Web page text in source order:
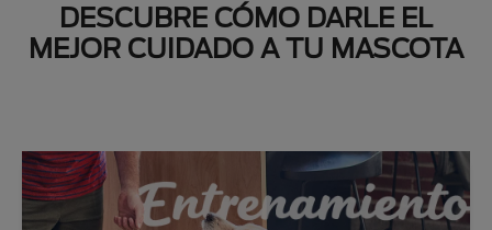
DESCUBRE CÓMO DARLE EL
MEJOR CUIDADO A TU MASCOTA